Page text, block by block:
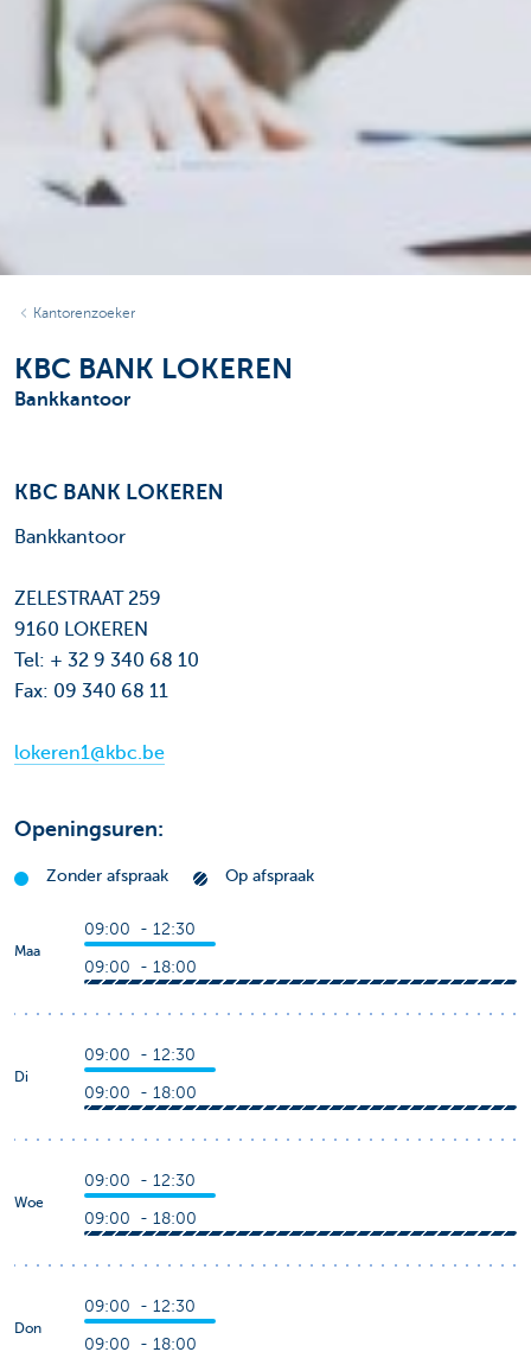
Kantorenzoeker
KBC BANK LOKEREN
Bankkantoor
KBC BANK LOKEREN
Bankkantoor
ZELESTRAAT 259
9160 LOKEREN
Tel: + 32 9 340 68 10
Fax: 09 340 68 11
lokeren1@kbc.be
Openingsuren:
Zonder afspraak Op afspraak
Maa
09:00 - 12:30
09:00 - 18:00
Di
09:00 - 12:30
09:00 - 18:00
Woe
09:00 - 12:30
09:00 - 18:00
Don
09:00 - 12:30
09:00 - 18:00